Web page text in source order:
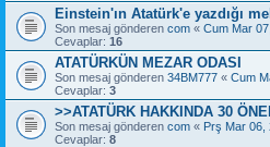
Einstein'ın Atatürk'e yazdığı
Son mesaj gönderen com « Cum Mar
Cevaplar: 16
ATATÜRKÜN MEZAR ODASI
Son mesaj gönderen 34BM777 « Cum
Cevaplar: 3
>>ATATÜRK HAKKINDA 30
Son mesaj gönderen com « Prş Mar 06,
Cevaplar: 8